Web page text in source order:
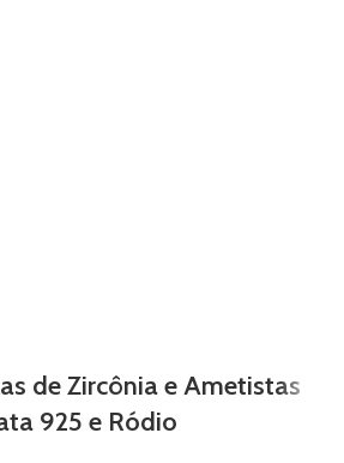
de Zircônia e Ametistas
925 e Ródio